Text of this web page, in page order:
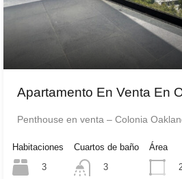
Apartamento En Venta En
Penthouse en venta – Colonia
Habitaciones
3
Cuartos de baño
3
Área